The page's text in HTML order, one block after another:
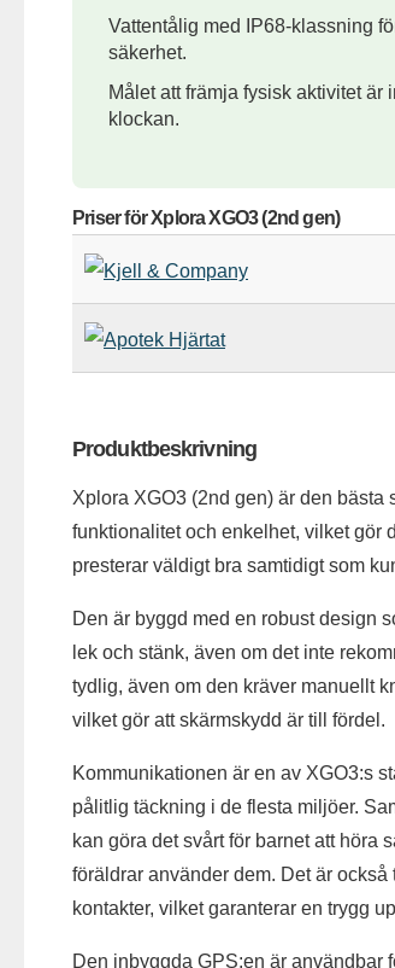
Vattentålig med IP68-klassning
säkerhet.
Målet att främja fysisk aktivitet är
klockan.
Priser för Xplora XGO3 (2nd gen)
Butik
Produktbeskrivning
Xplora XGO3 (2nd gen) är den
funktionalitet och enkelhet, vilket gör
presterar väldigt bra samtidigt som
Den är byggd med en robust design
lek och stänk, även om det inte
tydlig, även om den kräver manuellt
vilket gör att skärmskydd är till fördel.
Kommunikationen är en av XGO3:s
pålitlig täckning i de flesta miljöer.
kan göra det svårt för barnet att höra
föräldrar använder dem. Det är
kontakter, vilket garanterar en trygg
Den inbyggda GPS:en är användbar